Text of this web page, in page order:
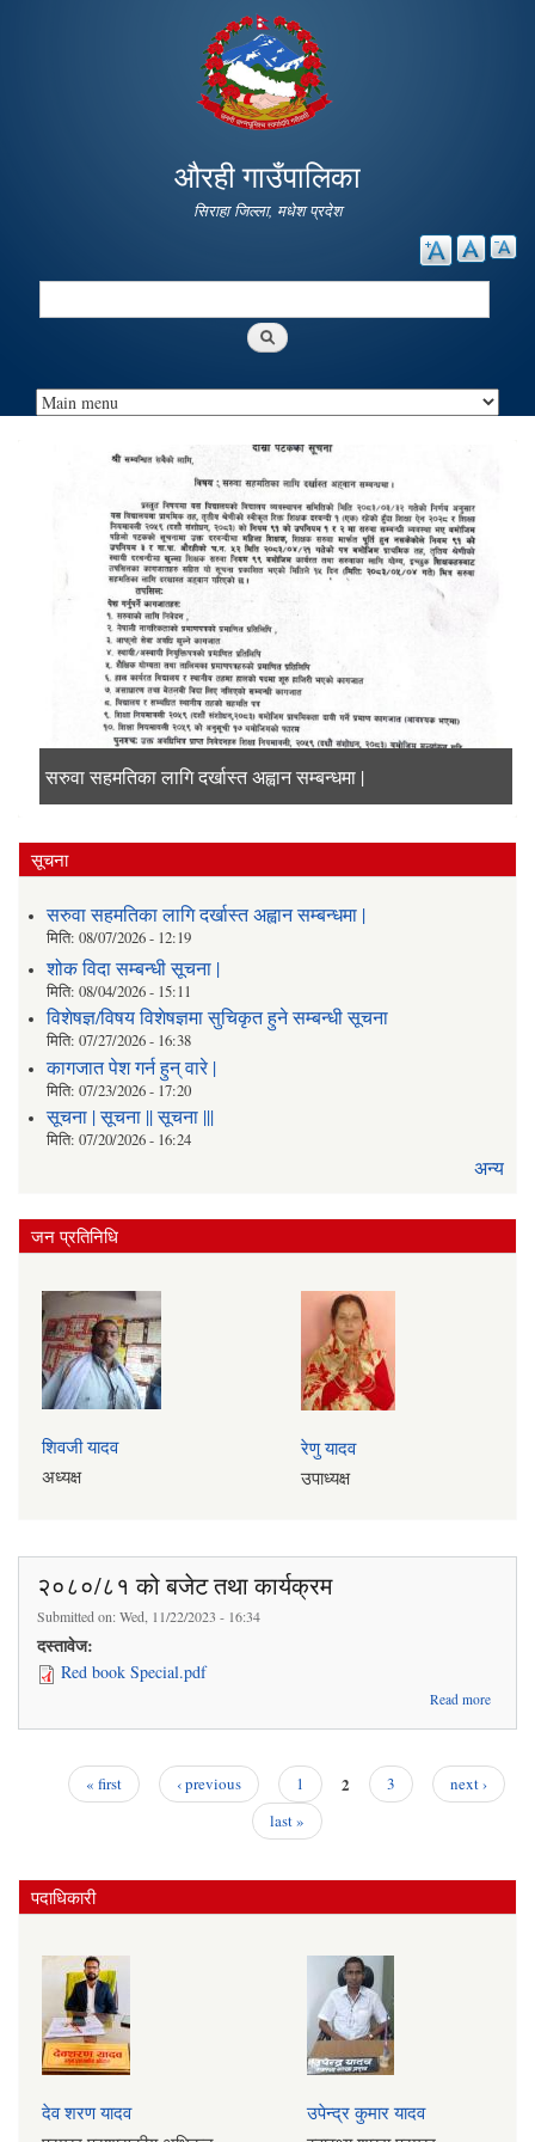
main
content
औरही गाउँपालिका
सिराहा जिल्ला, मधेश प्रदेश
Search
सरुवा सहमतिका लागि दर्खास्त अह्वान सम्बन्धमा |
शोक विदा सम्बन्धी सूचना |
विशेषज्ञ/विषय विशेषज्ञमा सुचिकृत हुने सम्बन्धी सूचना
कागजात पेश गर्न हुन् वारे |
सूचना
सरुवा सहमतिका लागि दर्खास्त अह्वान सम्बन्धमा |
मिति: 08/07/2026 - 12:19
शोक विदा सम्बन्धी सूचना |
मिति: 08/04/2026 - 15:11
विशेषज्ञ/विषय विशेषज्ञमा सुचिकृत हुने सम्बन्धी सूचना
मिति: 07/27/2026 - 16:38
कागजात पेश गर्न हुन् वारे |
मिति: 07/23/2026 - 17:20
सूचना | सूचना || सूचना |||
मिति: 07/20/2026 - 16:24
अन्य
जन प्रतिनिधि
शिवजी यादव
अध्यक्ष
रेणु यादव
उपाध्यक्ष
२०८०/८१ को बजेट तथा कार्यक्रम
Submitted on:Wed, 11/22/2023 - 16:34
दस्तावेज:
Red book Special.pdf
Read more
« first ‹ previous 1 2 3
next ›
last »
पदाधिकारी
देव शरण यादव
उपेन्द्र कुमार यादव